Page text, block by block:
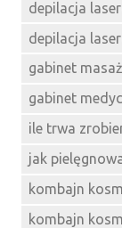
depilacja
depilacja
gabinet
gabinet
ile trwa
jak
kombajn
kombajn